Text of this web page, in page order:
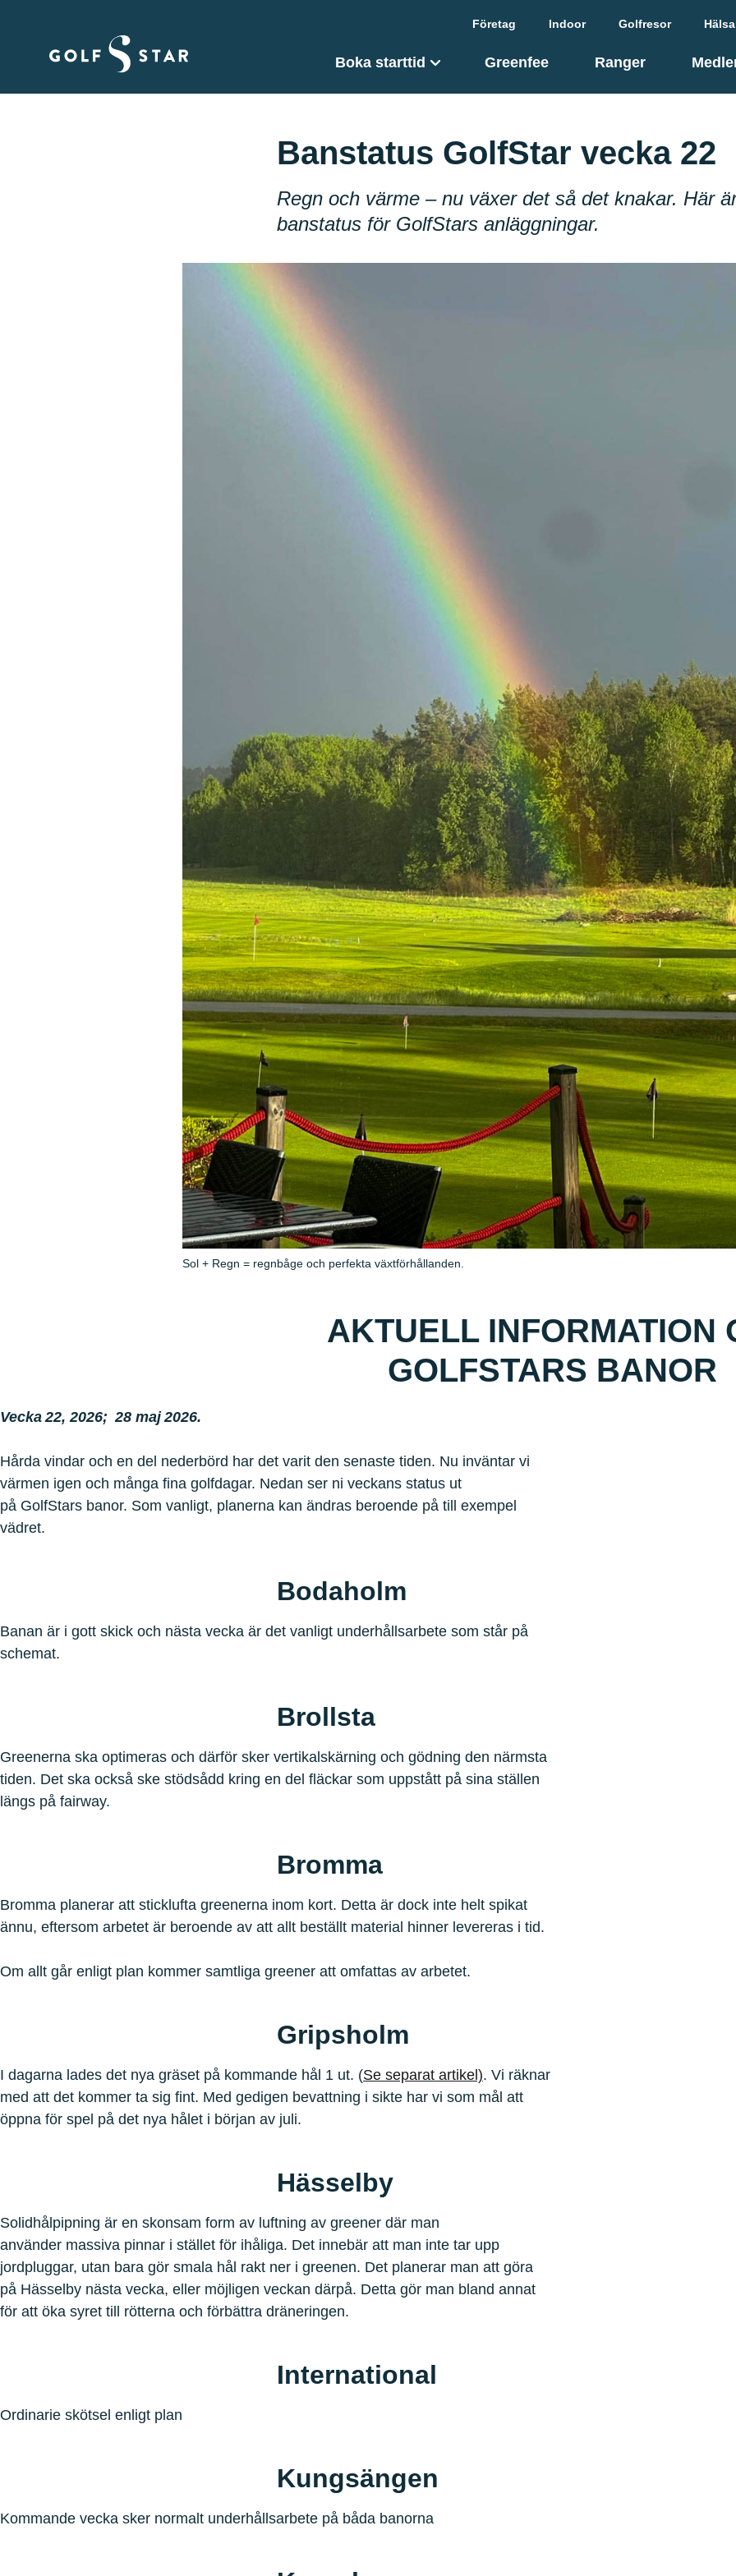
Företag Indoor Golfresor Hälsa
Boka starttid Greenfee Ranger
Banstatus GolfStar vecka 22
Regn och värme – nu växer det så det knakar. Här
banstatus för GolfStars anläggningar.
Sol + Regn = regnbåge och perfekta växtförhållanden.
AKTUELL INFORMATION
GOLFSTARS BANOR
Vecka 22, 2026; 28 maj 2026.
Hårda vindar och en del nederbörd har det varit den senaste tiden. Nu inväntar vi
värmen igen och många fina golfdagar. Nedan ser ni veckans status ut
på GolfStars banor. Som vanligt, planerna kan ändras beroende på till exempel
vädret.
Bodaholm
Banan är i gott skick och nästa vecka är det vanligt underhållsarbete som står på
schemat.
Brollsta
Greenerna ska optimeras och därför sker vertikalskärning och gödning den närmsta
tiden. Det ska också ske stödsådd kring en del fläckar som uppstått på sina ställen
längs på fairway.
Bromma
Bromma planerar att sticklufta greenerna inom kort. Detta är dock inte helt spikat
ännu, eftersom arbetet är beroende av att allt beställt material hinner levereras i tid.
Om allt går enligt plan kommer samtliga greener att omfattas av arbetet.
Gripsholm
I dagarna lades det nya gräset på kommande hål 1 ut. (Se separat artikel). Vi räknar
med att det kommer ta sig fint. Med gedigen bevattning i sikte har vi som mål att
öppna för spel på det nya hålet i början av juli.
Hässelby
Solidhålpipning är en skonsam form av luftning av greener där man
använder massiva pinnar i stället för ihåliga. Det innebär att man inte tar upp
jordpluggar, utan bara gör smala hål rakt ner i greenen. Det planerar man att göra
på Hässelby nästa vecka, eller möjligen veckan därpå. Detta gör man bland annat
för att öka syret till rötterna och förbättra dräneringen.
International
Ordinarie skötsel enligt plan
Kungsängen
Kommande vecka sker normalt underhållsarbete på båda banorna